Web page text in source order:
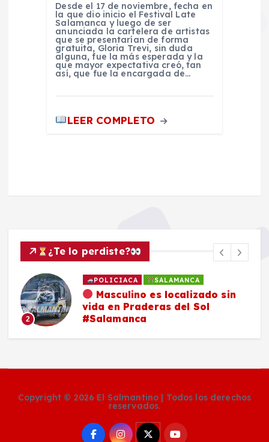
Desde el 17 de noviembre, fecha en
la que dio inicio el Festival Late
Salamanca y luego de ser
anunciada la cartelera de artistas
que se presentarían de forma
gratuita, Gloria Trevi, sin duda
alguna, fue la más esperada y la
que mayor expectativa creó, tan
así, que fue la encargada de…
LEER COMPLETO
¿Te lo perdiste?
2
POLICIACA SALAMANCA
Masculino es localizado sin
vida en Praderas del Sol
#Salamanca
Copyright © 2026 El Salmantino | Todos los derechos
reservados.